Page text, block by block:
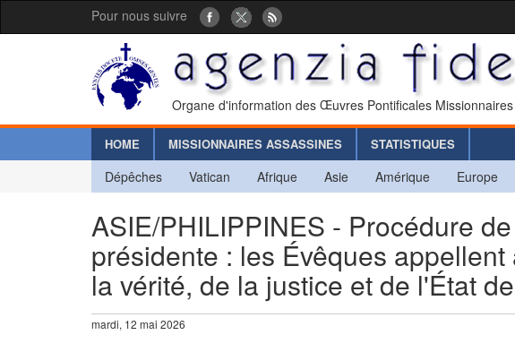
Pour nous suivre
Organe d'information des Œuvres Pontificales
HOME MISSIONNAIRES ASSASSINES STATISTIQUES
Dépêches Vatican Afrique Asie Amérique Europe
ASIE/PHILIPPINES - Procédure
présidente : les Évêques
la vérité, de la justice et de l'État
mardi, 12 mai 2026